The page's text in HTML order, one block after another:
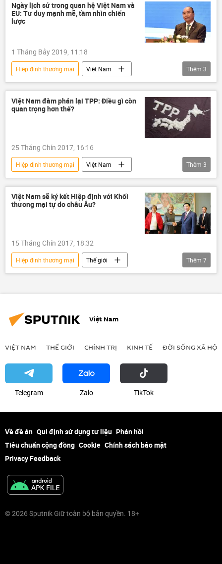
Ngày lịch sử trong quan hệ Việt Nam và
EU: Tư duy mạnh mẽ, tầm nhìn chiến
lược
1 Tháng Bảy 2019, 11:18
Hiệp định thương mại
Việt Nam
Kinh doanh
EU EVFTA
Thêm 3
Việt Nam đàm phán lại TPP: Điều gì còn
quan trọng hơn thế?
25 Tháng Chín 2017, 16:16
Hiệp định thương mại
Việt Nam
Kinh doanh
Trung Quốc TPP
Thêm 3
Việt Nam sẽ ký kết Hiệp định với Khối
thương mại tự do châu Âu?
15 Tháng Chín 2017, 18:32
Hiệp định thương mại
Thế giới
Việt Nam
Châu Âu
Kinh doanh
Thêm 7
Việt Nam
VIỆT NAM THẾ GIỚI CHÍNH TRỊ KINH TẾ ĐỜI SỐNG XÃ HỘI
Telegram Zalo ТikТоk
Về đề án Qui định sử dụng tư liệu Phản hồi
Tiêu chuẩn cộng đồng Cookie Chính sách bảo mật
Privacy Feedback
© 2026 Sputnik Giữ toàn bộ bản quyền. 18+